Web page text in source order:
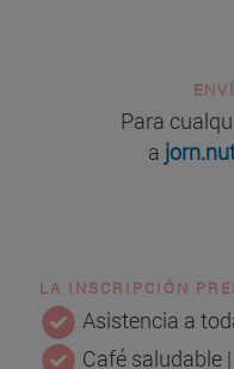
Para
a
LA INSCRIPCIÓN
Asistencia a
Café saludable